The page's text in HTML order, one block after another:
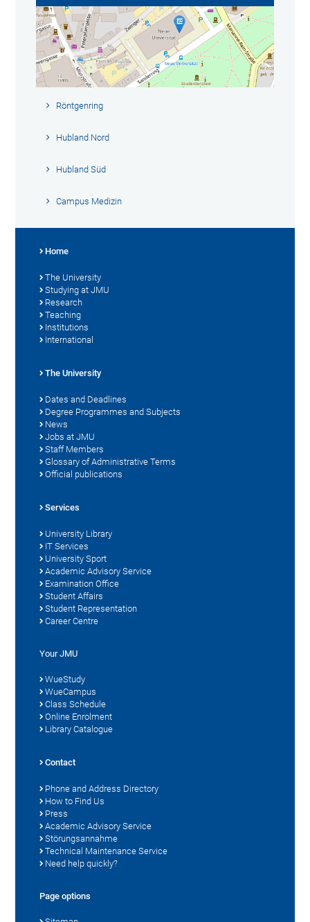
Röntgenring
Hubland Nord
Hubland Süd
Campus Medizin
Home
The University
Studying at JMU
Research
Teaching
Institutions
International
The University
Dates and Deadlines
Degree Programmes and Subjects
News
Jobs at JMU
Staff Members
Glossary of Administrative Terms
Official publications
Services
University Library
IT Services
University Sport
Academic Advisory Service
Examination Office
Student Affairs
Student Representation
Career Centre
Your JMU
WueStudy
WueCampus
Class Schedule
Online Enrolment
Library Catalogue
Contact
Phone and Address Directory
How to Find Us
Press
Academic Advisory Service
Störungsannahme
Technical Maintenance Service
Need help quickly?
Page options